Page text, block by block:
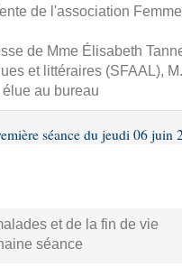
de l'association
de Mme Élisabeth
et littéraires (SFAAL),
au bureau
séance du jeudi 06 juin
et de la fin de vie
séance